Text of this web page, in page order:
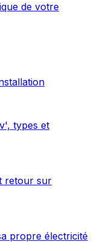
de votre
types et
retour sur
propre électricité